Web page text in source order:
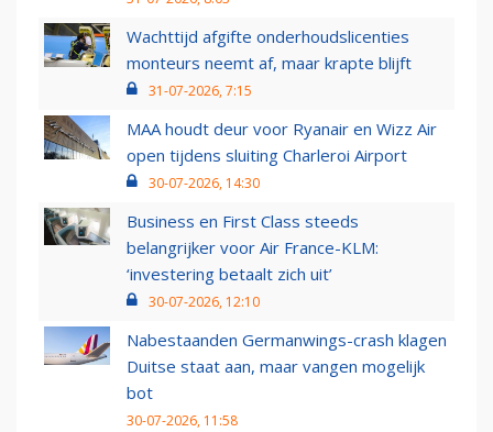
Wachttijd afgifte onderhoudslicenties
monteurs neemt af, maar krapte blijft
31-07-2026, 7:15
MAA houdt deur voor Ryanair en Wizz Air
open tijdens sluiting Charleroi Airport
30-07-2026, 14:30
Business en First Class steeds
belangrijker voor Air France-KLM:
‘investering betaalt zich uit’
30-07-2026, 12:10
Nabestaanden Germanwings-crash klagen
Duitse staat aan, maar vangen mogelijk
bot
30-07-2026, 11:58